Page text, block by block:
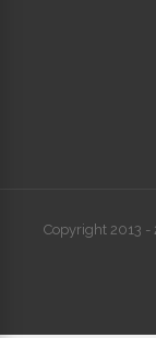
Copyright 2013